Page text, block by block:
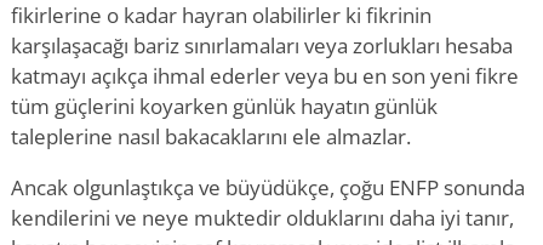
fikirlerine o kadar hayran olabilirler ki fikrinin
karşılaşacağı bariz sınırlamaları veya zorlukları hesaba
katmayı açıkça ihmal ederler veya bu en son yeni fikre
tüm güçlerini koyarken günlük hayatın günlük
taleplerine nasıl bakacaklarını ele almazlar.
Ancak olgunlaştıkça ve büyüdükçe, çoğu ENFP sonunda
kendilerini ve neye muktedir olduklarını daha iyi tanır,